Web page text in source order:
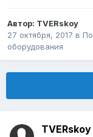
Автор: TVERskoy
27 октября, 2017 в
оборудования
TVERskoy